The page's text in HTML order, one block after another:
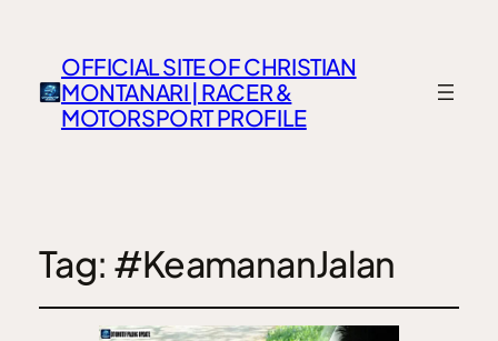
OFFICIAL SITE OF CHRISTIAN
MONTANARI | RACER &
MOTORSPORT PROFILE
Tag: #KeamananJalan